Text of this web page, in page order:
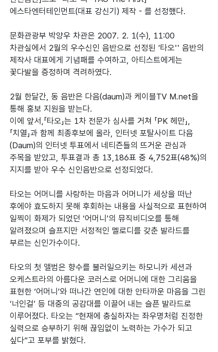
에스타엔터테인먼트(대표 강신기) 제작 - 를 선정했다.
문화관광부 박양우 차관은 2007. 2. 1(수), 11:00
차관실에서 2월의 우수신인 음반으로 선정된 ‘타오'' 음반의
제작사 대표에게 기념패를 수여하고, 아티스트에게는
꽃다발을 증정하며 격려하였다.
2월 한달간, 동 음반은 다음(daum)과 케이블TV M.net을
통해 홍보 지원을 받는다.
이에 앞서,「타오」는 1차 전문가 심사를 거쳐 「PK 헤만」,
「치열」과 함께 최종후보에 올라, 인터넷 포탈사이트 다음
(Daum)의 인터넷 투표에서 네티즌들의 뜨거운 관심과
주목을 받았고, 투표결과 총 13,186표 중 4,752표(48%)의
지지를 받아 우수 신인음반으로 선정되었다.
타오는 어머니를 사랑하는 마음과 어머니가 세상을 떠난
후에야 효도하지 못해 후회하는 내용을 사실적으로 표현하여
일찍이 화제가 되었던 ‘어머니’의 뮤직비디오를 통해
알려졌으며 슬프지만 서정적인 멜로디를 갖춘 발라드를
부르는 신인가수이다.
타오의 첫 앨범은 향수를 불러일으키는 하모니카 세션과
오케스트라의 아름다운 코러스로 어머니에 대한 그리움을
표현한 ‘어머니’와 떠나간 연인에 대한 안타까운 마음을 그린
‘너인걸’ 등 대중의 공감대를 이끌어 내는 슬픈 발라드로
이루어졌다. 타오는 “현재에 충실하자는 좌우명처럼 진정한
실력으로 승부하기 위해 끊임없이 노력하는 가수가 되고
싶다“고 포부를 밝혔다.